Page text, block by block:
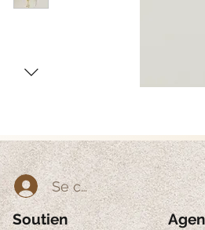
Se connecter
Soutien